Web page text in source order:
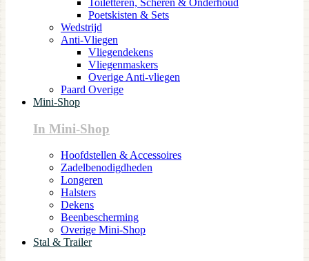
Poetskisten & Sets
Wedstrijd
Anti-Vliegen
Vliegendekens
Vliegenmaskers
Overige Anti-vliegen
Paard Overige
Mini-Shop
In Mini-Shop
Hoofdstellen & Accessoires
Zadelbenodigdheden
Longeren
Halsters
Dekens
Beenbescherming
Overige Mini-Shop
Stal & Trailer